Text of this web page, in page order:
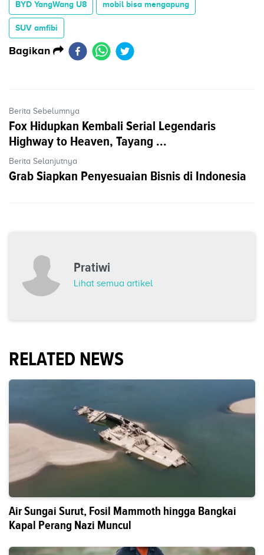
BYD YangWang U8 mobil bisa mengapung
SUV amfibi
Bagikan
Berita Sebelumnya
Fox Hidupkan Kembali Serial Legendaris
Highway to Heaven, Tayang ...
Berita Selanjutnya
Grab Siapkan Penyesuaian Bisnis di Indonesia
Pratiwi
Lihat semua artikel
RELATED NEWS
Air Sungai Surut, Fosil Mammoth hingga Bangkai
Kapal Perang Nazi Muncul